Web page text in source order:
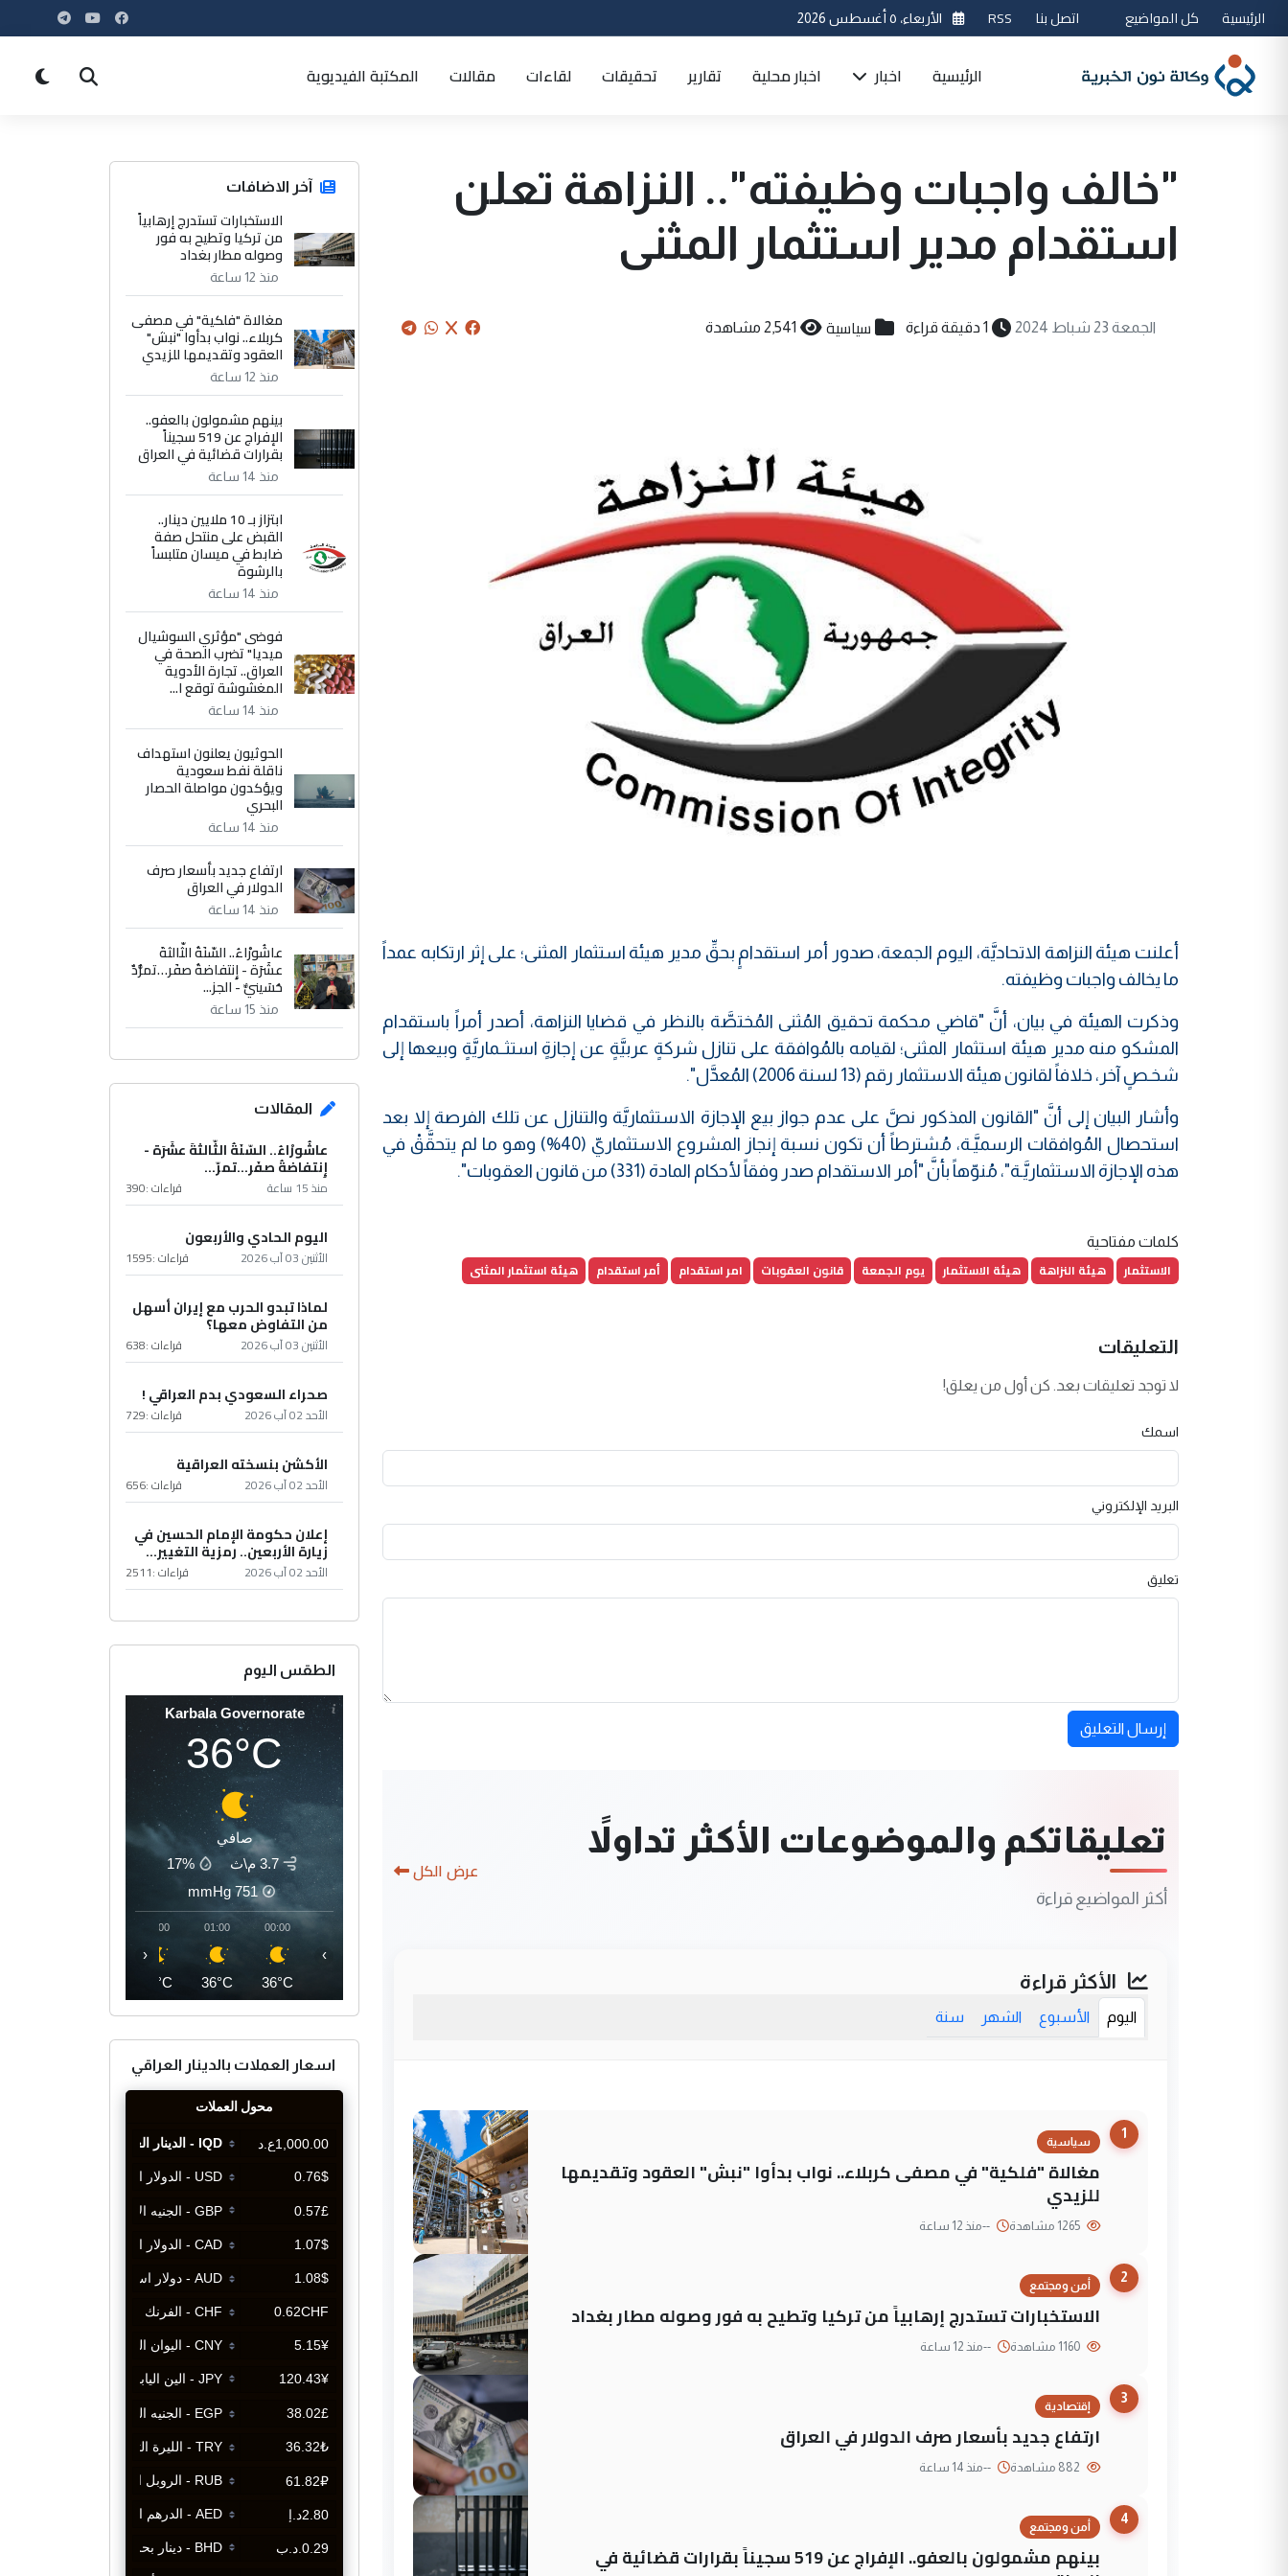
الرئيسية كل المواضيع اتصل بنا RSS الأربعاء، ٥ أغسطس 2026
الرئيسية اخبار اخبار محلية تقارير تحقيقات لقاءات مقالات المكتبة الفيديوية
"خالف واجبات وظيفته".. النزاهة تعلن
استقدام مدير استثمار المثنى
الجمعة 23 شباط 2024 1 دقيقة قراءة سياسية 2,541 مشاهدة
أعلنت هيئة النزاهة الاتحاديَّة، اليوم الجمعة، صدور أمر استقدامٍ بحقِّ مدير هيئة استثمار المثنى؛ على إثر ارتكابه عمداً
ما يخالف واجبات وظیفته.
وذكرت الهيئة في بيان، أنَّ "قاضي محكمة تحقيق المُثنى المُختصَّة بالنظر في قضايا النزاهة، أصدر أمراً باستقدام
المشكو منه مدير هيئة استثمار المثنى؛ لقيامه بالمُوافقة على تنازل شركةٍ عربيَّةٍ عن إجازةٍ استثــماريَّةٍ وبيعها إلى
شخـصٍ آخر، خلافاً لقانون هيئة الاستثمار رقم (13 لسنة 2006) المُعدَّل".
وأشار البيان إلى أنَّ "القانون المذكور نصَّ على عدم جواز بيع الإجازة الاستثماريَّة والتنازل عن تلك الفرصة إلا بعد
استحصال المُوافقات الرسميَّـة، مُشترطاً أن تكون نسبة إنجاز المشروع الاستثماريّ (40%) وهو ما لم يتحقَّقْ في
هذه الإجازة الاستثماريَّـة"، مُنوّهاً بأنَّ "أمر الاستقدام صدر وفقاً لأحكام المادة (331) من قانون العقوبات".
كلمات مفتاحية
الاستثمار هيئة النزاهة هيئة الاستثمار يوم الجمعة قانون العقوبات امر استقدام أمر استقدام هيئة استثمار المثنى
التعليقات
لا توجد تعليقات بعد. كن أول من يعلق!
اسمك
البريد الإلكتروني
تعليق
إرسال التعليق
تعليقاتكم والموضوعات الأكثر تداولاً
أكثر المواضيع قراءة
عرض الكل
الأكثر قراءة
اليوم الأسبوع الشهر سنة
1
سياسية
مغالاة "فلكية" في مصفى كربلاء.. نواب بدأوا "نبش" العقود وتقديمها
للزيدي
--منذ 12 ساعة
2
أمن ومجتمع
الاستخبارات تستدرج إرهابياً من تركيا وتطيح به فور وصوله مطار بغداد
--منذ 12 ساعة
3
إقتصادية
ارتفاع جديد بأسعار صرف الدولار في العراق
--منذ 14 ساعة
4
أمن ومجتمع
بينهم مشمولون بالعفو.. الإفراج عن 519 سجيناً بقرارات قضائية في
آخر الاضافات
الاستخبارات تستدرج إرهابياً
من تركيا وتطيح به فور
وصوله مطار بغداد
منذ 12 ساعة
مغالاة "فلكية" في مصفى
كربلاء.. نواب بدأوا "نبش"
العقود وتقديمها للزيدي
منذ 12 ساعة
بينهم مشمولون بالعفو..
الإفراج عن 519 سجيناً
بقرارات قضائية في العراق
منذ 14 ساعة
ابتزاز بـ 10 ملايين دينار..
القبض على منتحل صفة
ضابط في ميسان متلبساً
بالرشوة
منذ 14 ساعة
فوضى "مؤثري السوشيال
ميديا" تضرب الصحة في
العراق.. تجارة الأدوية
المغشوشة توقع ا...
منذ 14 ساعة
الحوثيون يعلنون استهداف
ناقلة نفط سعودية
ويؤكدون مواصلة الحصار
البحري
منذ 14 ساعة
ارتفاع جديد بأسعار صرف
الدولار في العراق
منذ 14 ساعة
عاشُورْاءُ.. السّنَةُ الثّالثةَ
عشَرَة - إِنتفاضةُ صفَر…تمرُّدٌ
حُسَينيٌّ - الجز...
منذ 15 ساعة
المقالات
عاشُورْاءُ.. السّنَةُ الثّالثةَ عشَرَة -
إِنتفاضةُ صفَر…تمرّ...
منذ 15 ساعة قراءات :390
اليوم الحادي والأربعون
الأثنين 03 آب 2026 قراءات :1595
لماذا تبدو الحرب مع إيران أسهل
من التفاوض معها؟
الأثنين 03 آب 2026 قراءات :638
صحراء السعودي بدم العراقي !
الأحد 02 آب 2026 قراءات :729
الأكشن بنسخته العراقية
الأحد 02 آب 2026 قراءات :656
إعلان حكومة الإمام الحسين في
زيارة الأربعين.. رمزية التغيير...
الأحد 02 آب 2026 قراءات :2511
الطقس اليوم
Karbala Governorate
36°C
صافي
3.7 م\ث
17%
751
mmHg
00:00
36°C
01:00
36°C
02:00
35°C
‹ ›
اسعار العملات بالدينار العراقي